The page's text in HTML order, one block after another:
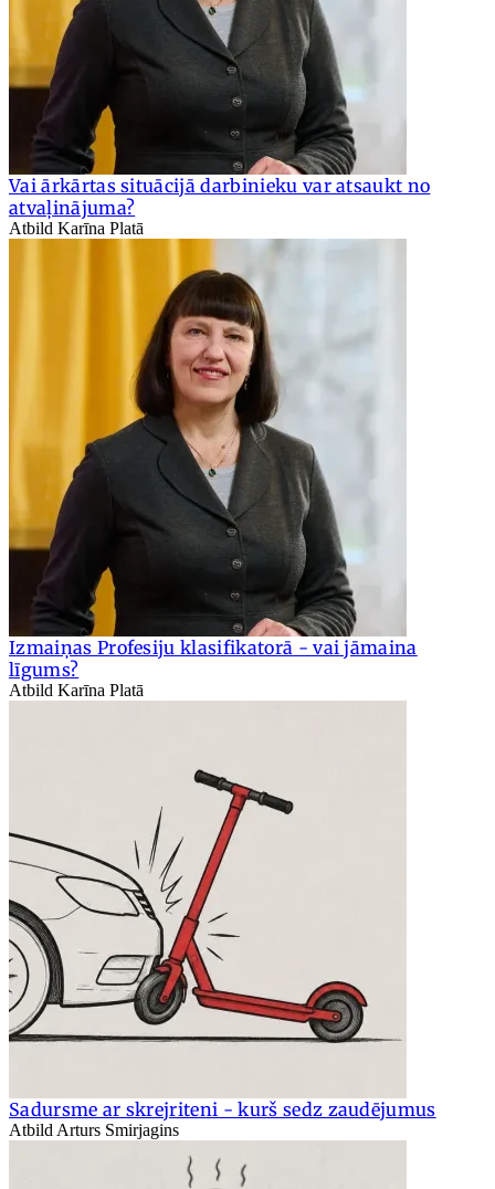
Vai ārkārtas situācijā darbinieku var atsaukt no
atvaļinājuma?
Atbild Karīna Platā
Izmaiņas Profesiju klasifikatorā - vai jāmaina
līgums?
Atbild Karīna Platā
Sadursme ar skrejriteni - kurš sedz zaudējumus
Atbild Arturs Smirjagins